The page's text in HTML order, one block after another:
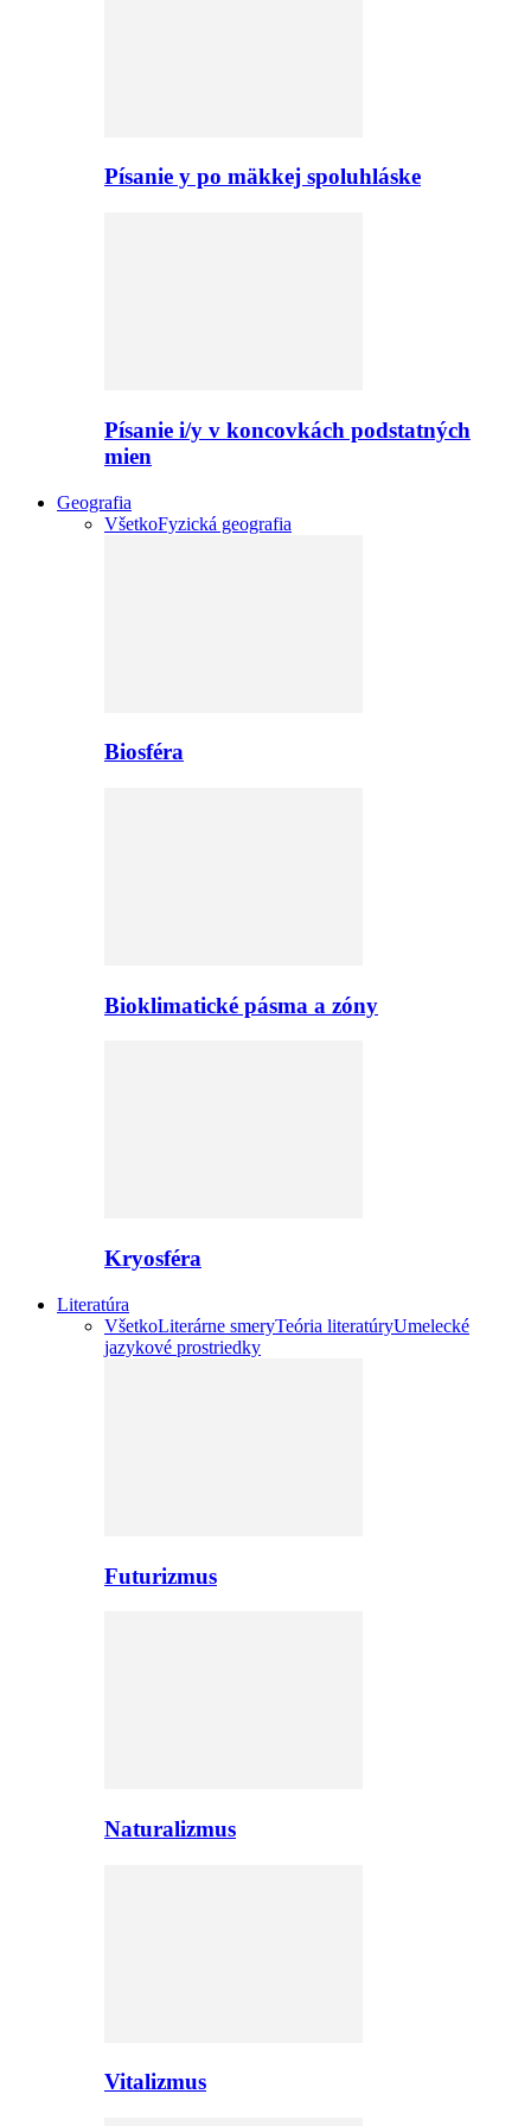
Písanie y po mäkkej spoluhláske
Písanie i/y v koncovkách podstatných
mien
Geografia
VšetkoFyzická geografia
Biosféra
Bioklimatické pásma a zóny
Kryosféra
Literatúra
VšetkoLiterárne smeryTeória literatúryUmelecké
jazykové prostriedky
Futurizmus
Naturalizmus
Vitalizmus